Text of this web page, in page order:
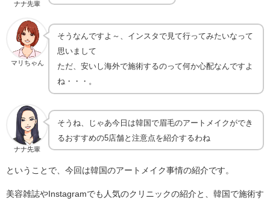
ナナ先輩
マリちゃん
そうなんですよ～、インスタで見て行ってみたいなって
思いまして
ただ、安いし海外で施術するのって何か心配なんですよ
ね・・・。
ナナ先輩
そうね、じゃあ今日は韓国で眉毛のアートメイクができ
るおすすめの5店舗と注意点を紹介するわね
ということで、今回は韓国のアートメイク事情の紹介です。
美容雑誌やInstagramでも人気のクリニックの紹介と、韓国で施術す